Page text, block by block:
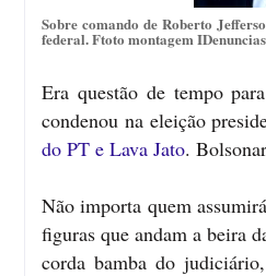
Sobre comando de Roberto
federal. Ftoto montagem
Era questão de tempo
condenou na eleição
do PT e Lava Jato.
Não importa quem
figuras que andam a beira
corda bamba do